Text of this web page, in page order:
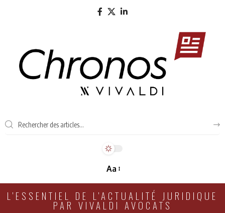
Aa
L'ESSENTIEL DE L'ACTUALITÉ JURIDIQUE
PAR VIVALDI AVOCATS